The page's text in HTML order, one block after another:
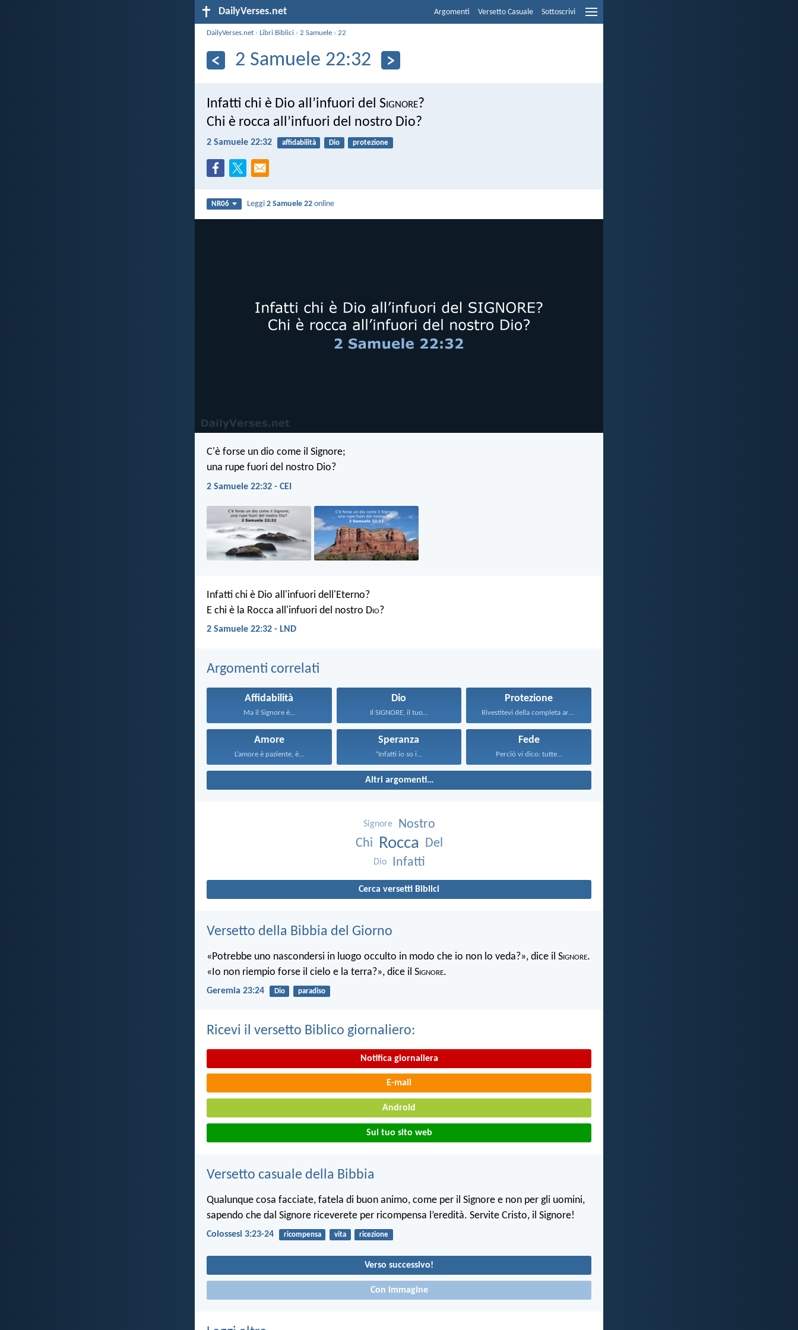
DailyVerses.net Argomenti Versetto Casuale Sottoscrivi
DailyVerses.net ›Libri Biblici ›2 Samuele ›22
2 Samuele 22:32
Infatti chi è Dio all’infuori del Signore?
Chi è rocca all’infuori del nostro Dio?
2 Samuele 22:32 affidabilità Dio protezione
NR06 Leggi2 Samuele 22 online
C'è forse un dio come il Signore;
una rupe fuori del nostro Dio?
2 Samuele 22:32 - CEI
Infatti chi è Dio all'infuori dell'Eterno?
E chi è la Rocca all'infuori del nostro Dio?
2 Samuele 22:32 - LND
Argomenti correlati
Affidabilità
Ma il Signore è...
Dio
Il SIGNORE, il tuo...
Protezione
Rivestitevi della completa armatura...
Amore
L’amore è paziente, è...
Speranza
“Infatti io so i...
Fede
Perciò vi dico: tutte...
Altri argomenti…
Signore
Nostro
Chi
Rocca Del
Dio Infatti
Cerca versetti Biblici
Versetto della Bibbia del Giorno
«Potrebbe uno nascondersi in luogo occulto in modo che io non lo veda?», dice il Signore.
«Io non riempio forse il cielo e la terra?», dice il Signore.
Geremia 23:24 Dio paradiso
Ricevi il versetto Biblico giornaliero:
Notifica giornaliera
E-mail
Android
Sul tuo sito web
Versetto casuale della Bibbia
Qualunque cosa facciate, fatela di buon animo, come per il Signore e non per gli uomini,
sapendo che dal Signore riceverete per ricompensa l’eredità. Servite Cristo, il Signore!
Colossesi 3:23-24 ricompensa vita ricezione
Verso successivo!
Con immagine